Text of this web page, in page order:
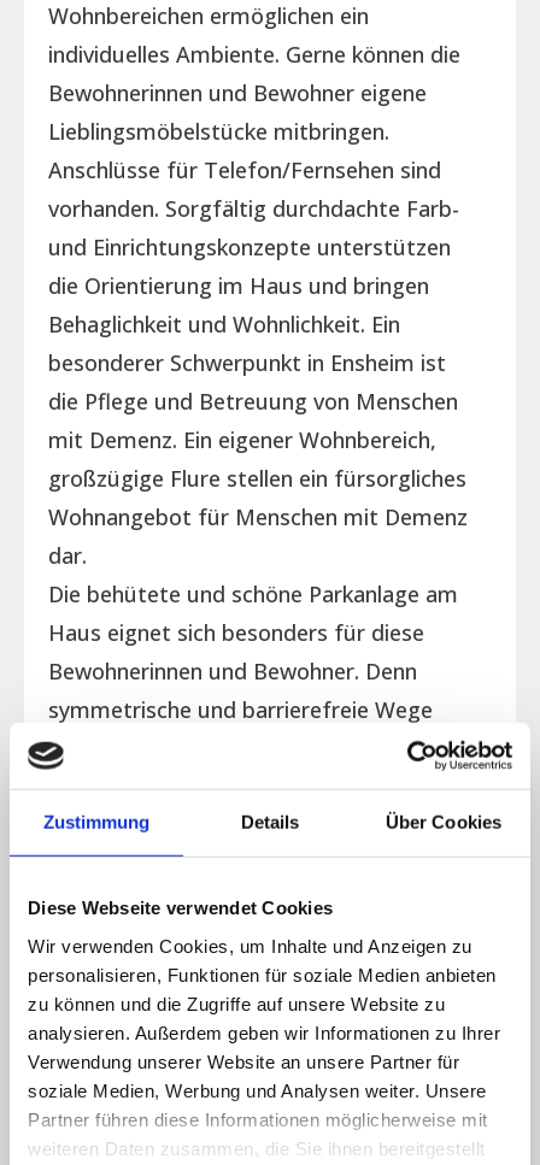
Zustimmung Details Über Cookies
Diese Webseite verwendet Cookies
Wir verwenden Cookies, um Inhalte und Anzeigen zu
personalisieren, Funktionen für soziale Medien anbieten
zu können und die Zugriffe auf unsere Website zu
analysieren. Außerdem geben wir Informationen zu Ihrer
Verwendung unserer Website an unsere Partner für
soziale Medien, Werbung und Analysen weiter. Unsere
Partner führen diese Informationen möglicherweise mit
weiteren Daten zusammen, die Sie ihnen bereitgestellt
Wohnbereichen ermöglichen ein
individuelles Ambiente. Gerne können die
Bewohnerinnen und Bewohner eigene
Lieblingsmöbelstücke mitbringen.
Anschlüsse für Telefon/Fernsehen sind
vorhanden. Sorgfältig durchdachte Farb-
und Einrichtungskonzepte unterstützen
die Orientierung im Haus und bringen
Behaglichkeit und Wohnlichkeit. Ein
besonderer Schwerpunkt in Ensheim ist
die Pflege und Betreuung von Menschen
mit Demenz. Ein eigener Wohnbereich,
großzügige Flure stellen ein fürsorgliches
Wohnangebot für Menschen mit Demenz
dar.
Die behütete und schöne Parkanlage am
Haus eignet sich besonders für diese
Bewohnerinnen und Bewohner. Denn
symmetrische und barrierefreie Wege
unterstützen dort den Bewegungsdrang
von an Demenz erkrankten Menschen.
Pflege, Bewegung und Entspannung
stehen bei uns im Gleichklang. Die
Rundum-Betreuung durch unsere
herzlichen Mitarbeiter in Betreuung und
Pflege ermöglicht ein würdevolles Leben
im Alter. AWO Seniorenzentrum
Landhaus im Hofgarten Ensheim. Ein
Frisörsalon im Haus, die Cafeteria und
der große Aufenthaltsraum mit